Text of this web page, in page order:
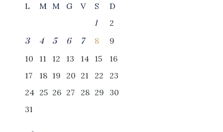
L
M M G V S
D
1
2
3
4 5 6 7 8
9
10
11 12 13 14 15
16
17
18 19 20 21 22
23
24 25 26 27 28 29
30
31